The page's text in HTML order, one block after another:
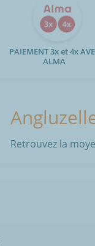
PAIEMENT 3x et 4x
ALMA
Retrouvez la